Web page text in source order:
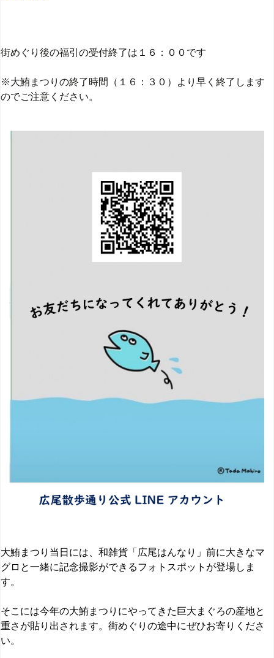
街めぐり後の福引の受付終了は１６：００です
※大鮪まつりの終了時間（１６：３０）より早く終了します
のでご注意ください。
大鮪まつり当日には、和雑貨「広尾はんなり」前に大きなマ
グロと一緒に記念撮影ができるフォトスポットが登場しま
す。
そこには今年の大鮪まつりにやってきた巨大まぐろの産地と
重さが貼り出されます。街めぐりの途中にぜひお寄りくださ
い。